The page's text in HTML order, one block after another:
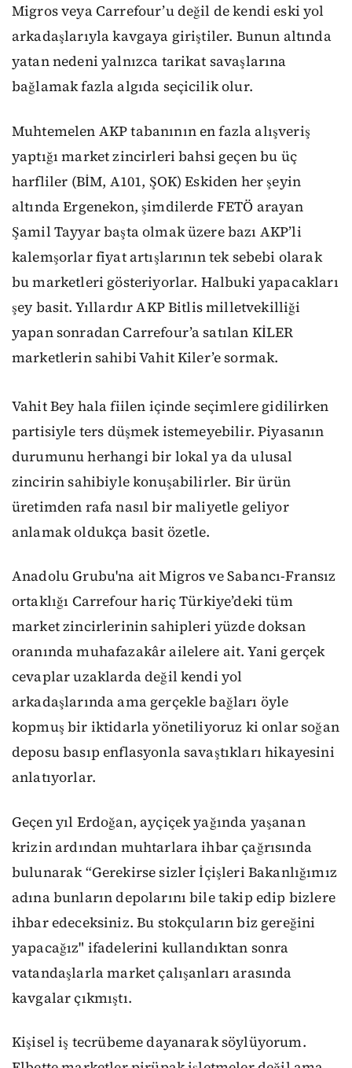
Migros veya Carrefour’u değil de kendi eski yol
arkadaşlarıyla kavgaya giriştiler. Bunun altında
yatan nedeni yalnızca tarikat savaşlarına
bağlamak fazla algıda seçicilik olur.
Muhtemelen AKP tabanının en fazla alışveriş
yaptığı market zincirleri bahsi geçen bu üç
harfliler (BİM, A101, ŞOK) Eskiden her şeyin
altında Ergenekon, şimdilerde FETÖ arayan
Şamil Tayyar başta olmak üzere bazı AKP’li
kalemşorlar fiyat artışlarının tek sebebi olarak
bu marketleri gösteriyorlar. Halbuki yapacakları
şey basit. Yıllardır AKP Bitlis milletvekilliği
yapan sonradan Carrefour’a satılan KİLER
marketlerin sahibi Vahit Kiler’e sormak.
Vahit Bey hala fiilen içinde seçimlere gidilirken
partisiyle ters düşmek istemeyebilir. Piyasanın
durumunu herhangi bir lokal ya da ulusal
zincirin sahibiyle konuşabilirler. Bir ürün
üretimden rafa nasıl bir maliyetle geliyor
anlamak oldukça basit özetle.
Anadolu Grubu'na ait Migros ve Sabancı-Fransız
ortaklığı Carrefour hariç Türkiye’deki tüm
market zincirlerinin sahipleri yüzde doksan
oranında muhafazakâr ailelere ait. Yani gerçek
cevaplar uzaklarda değil kendi yol
arkadaşlarında ama gerçekle bağları öyle
kopmuş bir iktidarla yönetiliyoruz ki onlar soğan
deposu basıp enflasyonla savaştıkları hikayesini
anlatıyorlar.
Geçen yıl Erdoğan, ayçiçek yağında yaşanan
krizin ardından muhtarlara ihbar çağrısında
bulunarak “Gerekirse sizler İçişleri Bakanlığımız
adına bunların depolarını bile takip edip bizlere
ihbar edeceksiniz. Bu stokçuların biz gereğini
yapacağız" ifadelerini kullandıktan sonra
vatandaşlarla market çalışanları arasında
kavgalar çıkmıştı.
Kişisel iş tecrübeme dayanarak söylüyorum.